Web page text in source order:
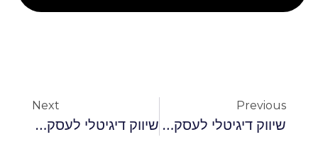
Previous
שיווק דיגיטלי לעסקים קטנים
Next
שיווק דיגיטלי לעסקים קטנים